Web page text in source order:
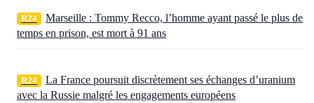
R24
Marseille : Tommy Recco, l’homme ayant passé le plus de
temps en prison, est mort à 91 ans
R24
La France poursuit discrètement ses échanges d’uranium
avec la Russie malgré les engagements européens